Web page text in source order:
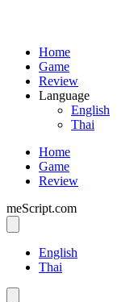
Home
Game
Review
Language
English
Thai
Home
Game
Review
meScript.com
English
Thai